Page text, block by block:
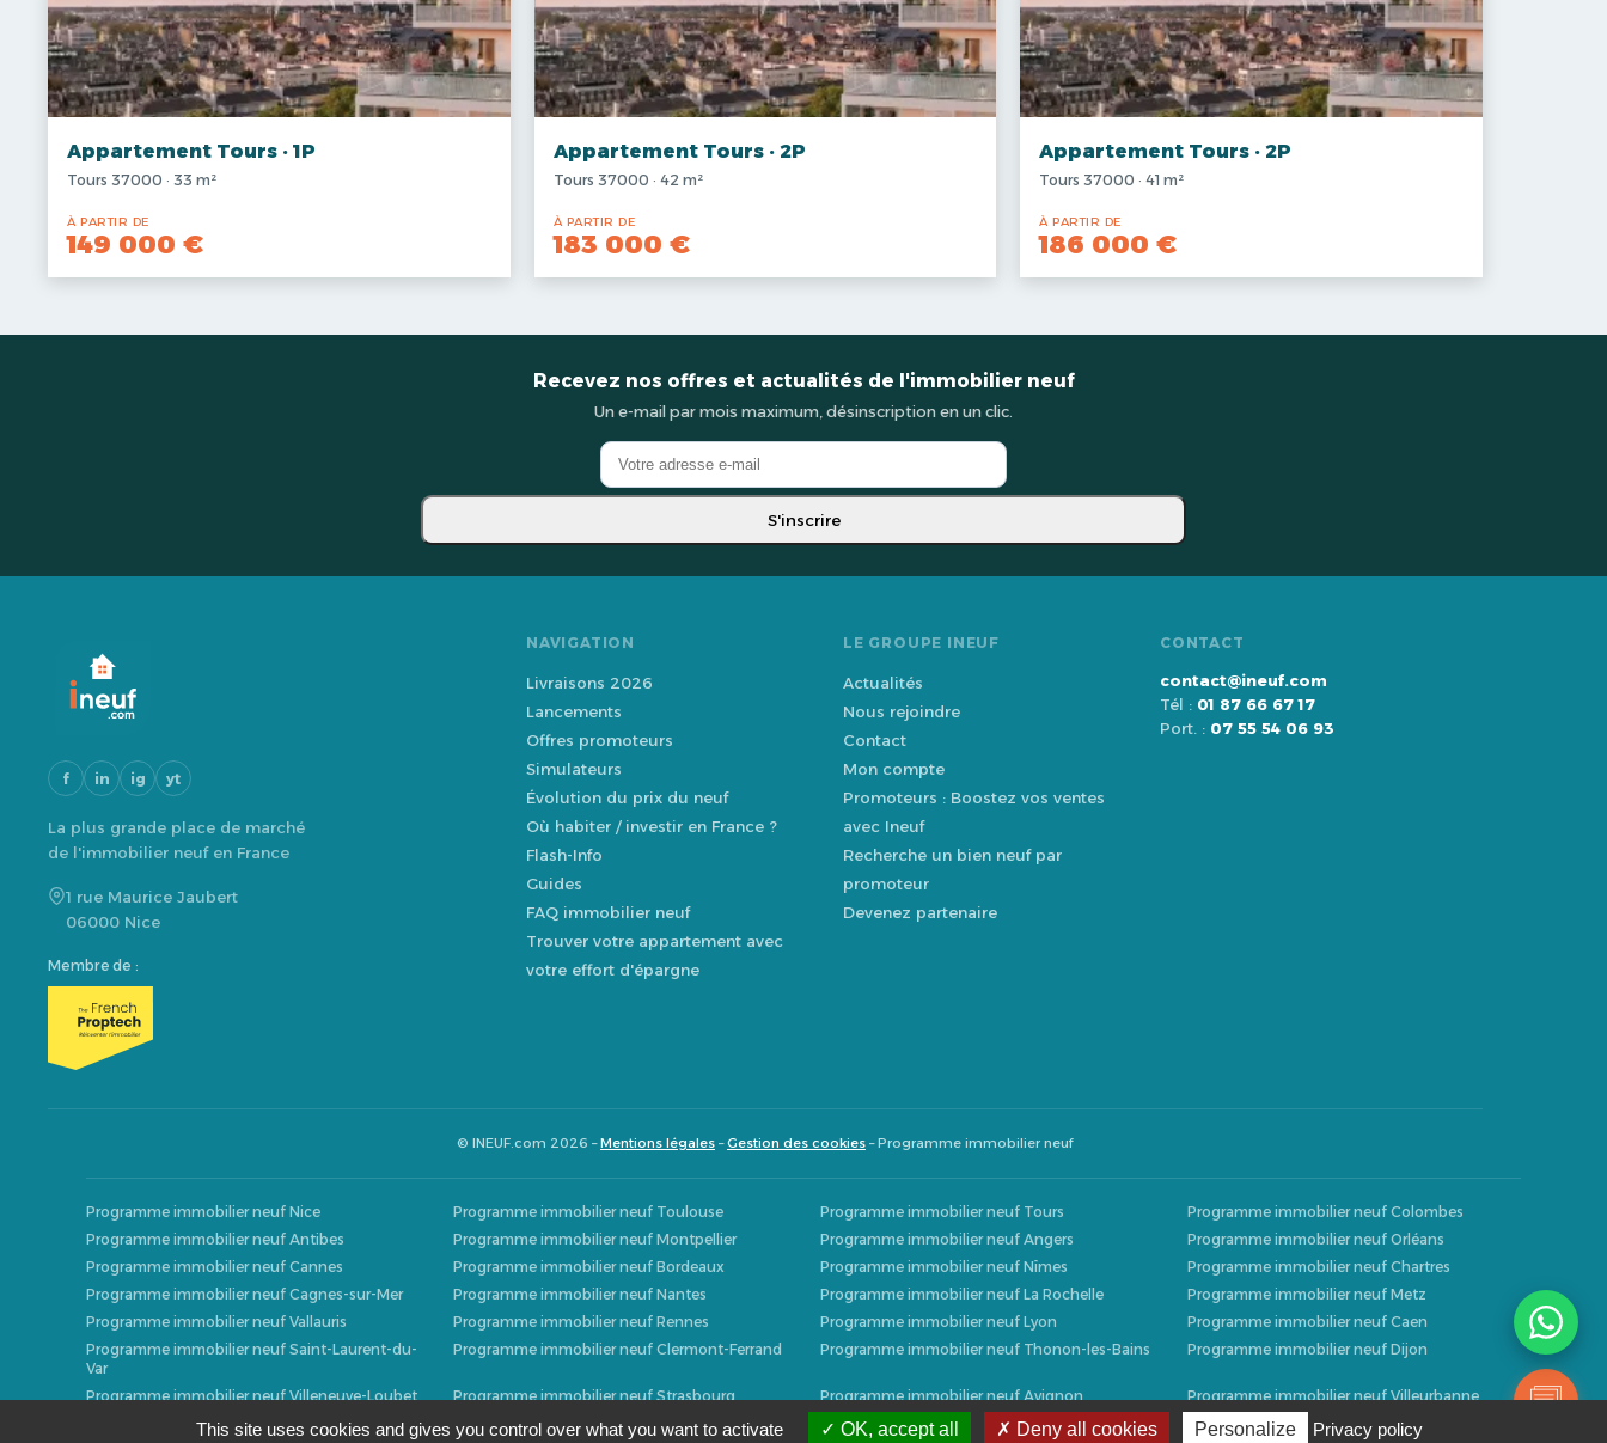
Appartement Tours · 1P
Tours 37000 · 33 m²
À PARTIR DE
149 000 €
Appartement Tours · 2P
Tours 37000 · 42 m²
À PARTIR DE
183 000 €
Appartement Tours · 2P
Tours 37000 · 41 m²
À PARTIR DE
186 000 €
Recevez nos offres et actualités de l'immobilier neuf
Un e-mail par mois maximum, désinscription en un clic.
S'inscrire
f in ig yt
La plus grande place de marché
de l'immobilier neuf en France
1 rue Maurice Jaubert
06000 Nice
Membre de :
NAVIGATION
Livraisons 2026
Lancements
Offres promoteurs
Simulateurs
Évolution du prix du neuf
Où habiter / investir en France ?
Flash-Info
Guides
FAQ immobilier neuf
Trouver votre appartement avec
votre effort d'épargne
LE GROUPE INEUF
Actualités
Nous rejoindre
Contact
Mon compte
Promoteurs : Boostez vos ventes
avec Ineuf
Recherche un bien neuf par
promoteur
Devenez partenaire
CONTACT
contact@ineuf.com
Tél : 01 87 66 67 17
Port. : 07 55 54 06 93
© INEUF.com 2026 –Mentions légales –Gestion des cookies – Programme immobilier neuf
Programme immobilier neuf Nice
Programme immobilier neuf Antibes
Programme immobilier neuf Cannes
Programme immobilier neuf Cagnes-sur-Mer
Programme immobilier neuf Vallauris
Programme immobilier neuf Saint-Laurent-du-
Var
Programme immobilier neuf Villeneuve-Loubet
Programme immobilier neuf Beausoleil
Programme immobilier neuf Toulouse
Programme immobilier neuf Montpellier
Programme immobilier neuf Bordeaux
Programme immobilier neuf Nantes
Programme immobilier neuf Rennes
Programme immobilier neuf Clermont-Ferrand
Programme immobilier neuf Strasbourg
Programme immobilier neuf Aubervilliers
Programme immobilier neuf Tours
Programme immobilier neuf Angers
Programme immobilier neuf Nîmes
Programme immobilier neuf La Rochelle
Programme immobilier neuf Lyon
Programme immobilier neuf Thonon-les-Bains
Programme immobilier neuf Avignon
Programme immobilier neuf Amiens
Programme immobilier neuf Colombes
Programme immobilier neuf Orléans
Programme immobilier neuf Chartres
Programme immobilier neuf Metz
Programme immobilier neuf Caen
Programme immobilier neuf Dijon
Programme immobilier neuf Villeurbanne
Programme immobilier neuf Narbonne
This site uses cookies and gives you control over what you want to activate OK, accept all Deny all cookies Personalize Privacy policy